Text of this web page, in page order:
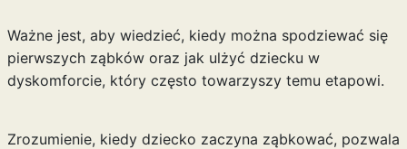
Ważne jest, aby wiedzieć, kiedy można spodziewać się
pierwszych ząbków oraz jak ulżyć dziecku w
dyskomforcie, który często towarzyszy temu etapowi.
Zrozumienie, kiedy dziecko zaczyna ząbkować, pozwala